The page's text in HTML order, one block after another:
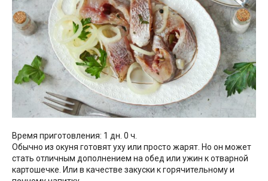
Время приготовления: 1 дн. 0 ч.
Обычно из окуня готовят уху или просто жарят. Но он может
стать отличным дополнением на обед или ужин к отварной
картошечке. Или в качестве закуски к горячительному и